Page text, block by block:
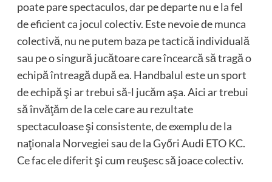
poate pare spectaculos, dar pe departe nu e la fel
de eficient ca jocul colectiv. Este nevoie de munca
colectivă, nu ne putem baza pe tactică individuală
sau pe o singură jucătoare care încearcă să tragă o
echipă întreagă după ea. Handbalul este un sport
de echipă şi ar trebui să-l jucăm aşa. Aici ar trebui
să învăţăm de la cele care au rezultate
spectaculoase şi consistente, de exemplu de la
naţionala Norvegiei sau de la Győri Audi ETO KC.
Ce fac ele diferit şi cum reuşesc să joace colectiv.